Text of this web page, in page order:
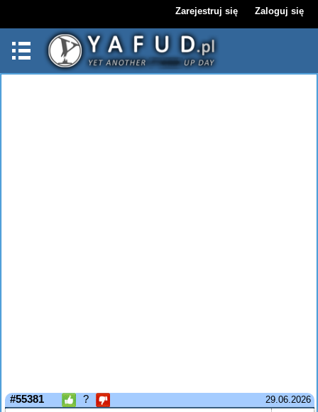
Zarejestruj się Zaloguj się
29.06.2026
#55381 ?